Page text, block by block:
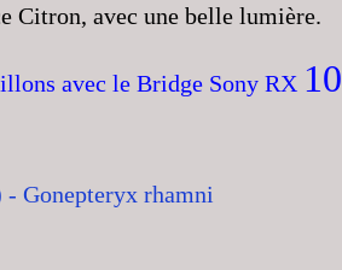
Citron, avec une belle lumière.
avec le Bridge Sony RX 10